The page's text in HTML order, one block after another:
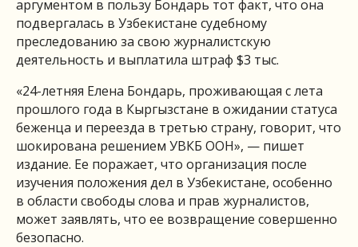
аргументом в пользу Бондарь тот факт, что она
подвергалась в Узбекистане судебному
преследованию за свою журналистскую
деятельность и выплатила штраф $3 тыс.
«24-летняя Елена Бондарь, проживающая с лета
прошлого года в Кыргызстане в ожидании статуса
беженца и переезда в третью страну, говорит, что
шокирована решением УВКБ ООН», — пишет
издание. Ее поражает, что организация после
изучения положения дел в Узбекистане, особенно
в области свободы слова и прав журналистов,
может заявлять, что ее возвращение совершенно
безопасно.